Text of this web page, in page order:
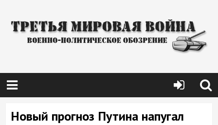
Новый прогноз Путина напугал